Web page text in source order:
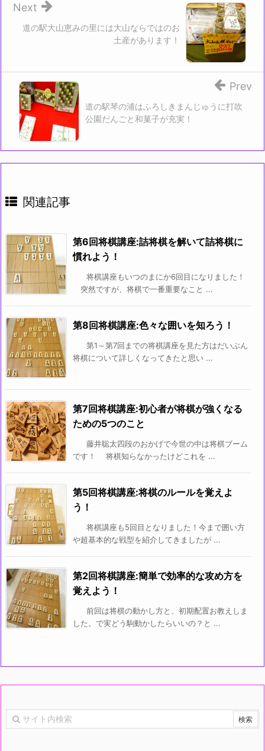
道の駅大山恵みの里には大山ならではのお
土産があります！
Next
道の駅琴の浦はふろしきまんじゅうに打吹
公園だんごと和菓子が充実！
Prev
関連記事
第6回将棋講座:詰将棋を解いて詰将棋に
慣れよう！
将棋講座もいつのまにか6回目になりました！
突然ですが、将棋で一番重要なこと ...
第8回将棋講座:色々な囲いを知ろう！
第1～第7回までの将棋講座を見た方はだいぶん
将棋について詳しくなってきたと思い ...
第7回将棋講座:初心者が将棋が強くなる
ための5つのこと
藤井聡太四段のおかげで今世の中は将棋ブーム
です！ 将棋知らなかったけどこれを ...
第5回将棋講座:将棋のルールを覚えよ
う！
将棋講座も5回目となりました！今まで囲い方
や超基本的な戦型を紹介してきましたが ...
第2回将棋講座:簡単で効率的な攻め方を
覚えよう！
前回は将棋の動かし方と、初期配置お教えしま
した。で実どう駒動かしたらいいの？と ...